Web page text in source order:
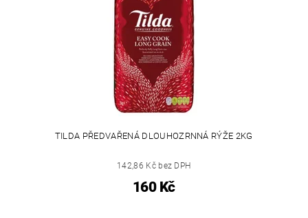
TILDA PŘEDVAŘENÁ DLOUHOZRNNÁ RÝŽE 2KG
142,86 Kč bez DPH
160 Kč